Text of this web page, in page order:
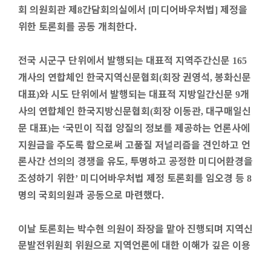
회 의원회관 제8간담회의실에서 [미디어바우처법] 제정을
위한 토론회를 공동 개최한다.
전국 시군구 단위에서 발행되는 대표적 지역주간신문 165
개사의 연합체인 한국지역신문협회(회장 권영석, 봉화신문
대표)와 시도 단위에서 발행되는 대표적 지방일간신문 9개
사의 연합체인 한국지방신문협회(회장 이동관, 대구매일신
문 대표)는 ‘국민이 직접 양질의 정보를 제공하는 언론사에
지원금을 주도록 함으로써 고품질 저널리즘을 견인하고 언
론사간 선의의 경쟁을 유도, 투명하고 공정한 미디어환경을
조성하기 위한’ 미디어바우처법 제정 토론회를 임오경 등 8
명의 국회의원과 공동으로 마련했다.
이날 토론회는 박수현 의원이 좌장을 맡아 진행되며 지역신
문발전위원회 위원으로 지역언론에 대한 이해가 깊은 이용